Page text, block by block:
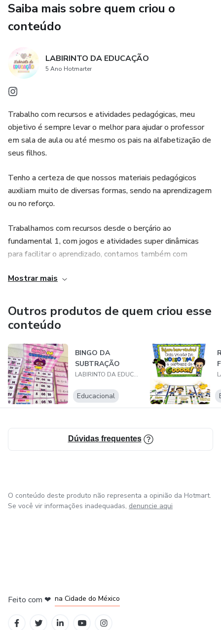
Recurso em PDF e pronta para impressão.
Saiba mais sobre quem criou o
conteúdo
LABIRINTO DA EDUCAÇÃO
5 Ano Hotmarter
Trabalho com recursos e atividades pedagógicas, meu
objetivo é sempre levar o melhor para ajudar o professor
em sala de aula ou até mesmo os pais na alfabetização de
seus filhos.
Tenho a certeza de que nossos materiais pedagógicos
auxiliam muito de diversas formas, sendo na aprendizagem
ou no reforço.
Trabalhamos com recursos desde o berçário ao
fundamental 1, com jogos e atividades super dinâmicas
para facilitar o aprendizado, contamos também com
recursos interativos e muito mais.
Nosso objetivo é ajudar você educador, tornar o dia a dia
mais prático e divertido com as atividades, deixar o ensino
mais leve.
Tudo pensado e feito com muito amor por nossas crianças,
pais e professores. Não perca mais tempo e venha
conhecer nosso trabalho!
Mostrar mais
Outros produtos de quem criou esse
conteúdo
BINGO DA
SUBTRAÇÃO
LABIRINTO DA EDUCAÇÃO
Educacional
Dúvidas frequentes
O conteúdo deste produto não representa a opinião da Hotmart.
Se você vir informações inadequadas, denuncie aqui
Feito com ❤ na Cidade do México